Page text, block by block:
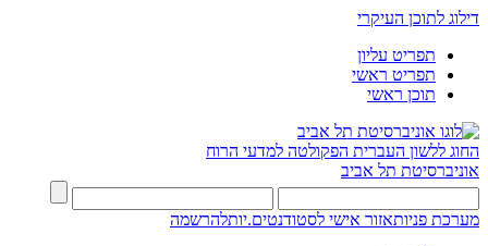
דילוג לתוכן העיקרי
תפריט עליון
תפריט ראשי
תוכן ראשי
החוג ללשון העברית הפקולטה למדעי הרוח
אוניברסיטת תל אביב
מערכת פניותאזור אישי לסטודנטים.יותלהרשמה